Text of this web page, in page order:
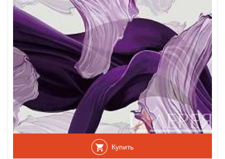
Купить